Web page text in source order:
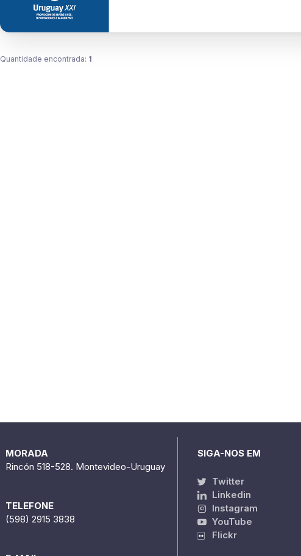
Quantidade encontrada: 1
MORADA
Rincón 518-528. Montevideo-Uruguay
TELEFONE
(598) 2915 3838
SIGA-NOS EM
Twitter
Linkedin
Instagram
YouTube
Flickr